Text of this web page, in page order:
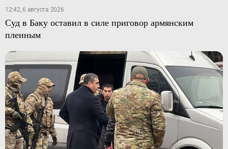
12:42, 6 августа 2026
Суд в Баку оставил в силе приговор армянским
пленным